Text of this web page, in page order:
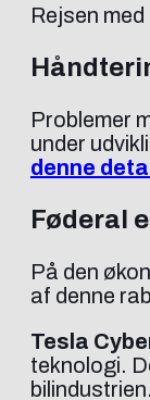
Rejsen
Problemer
under
denne
Føderal
På den
af denne
Tesla
teknologi.
bilindustrien.